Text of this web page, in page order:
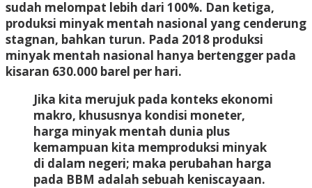
sudah melompat lebih dari 100%. Dan ketiga,
produksi minyak mentah nasional yang cenderung
stagnan, bahkan turun. Pada 2018 produksi
minyak mentah nasional hanya bertengger pada
kisaran 630.000 barel per hari.
Jika kita merujuk pada konteks ekonomi
makro, khususnya kondisi moneter,
harga minyak mentah dunia plus
kemampuan kita memproduksi minyak
di dalam negeri; maka perubahan harga
pada BBM adalah sebuah keniscayaan.